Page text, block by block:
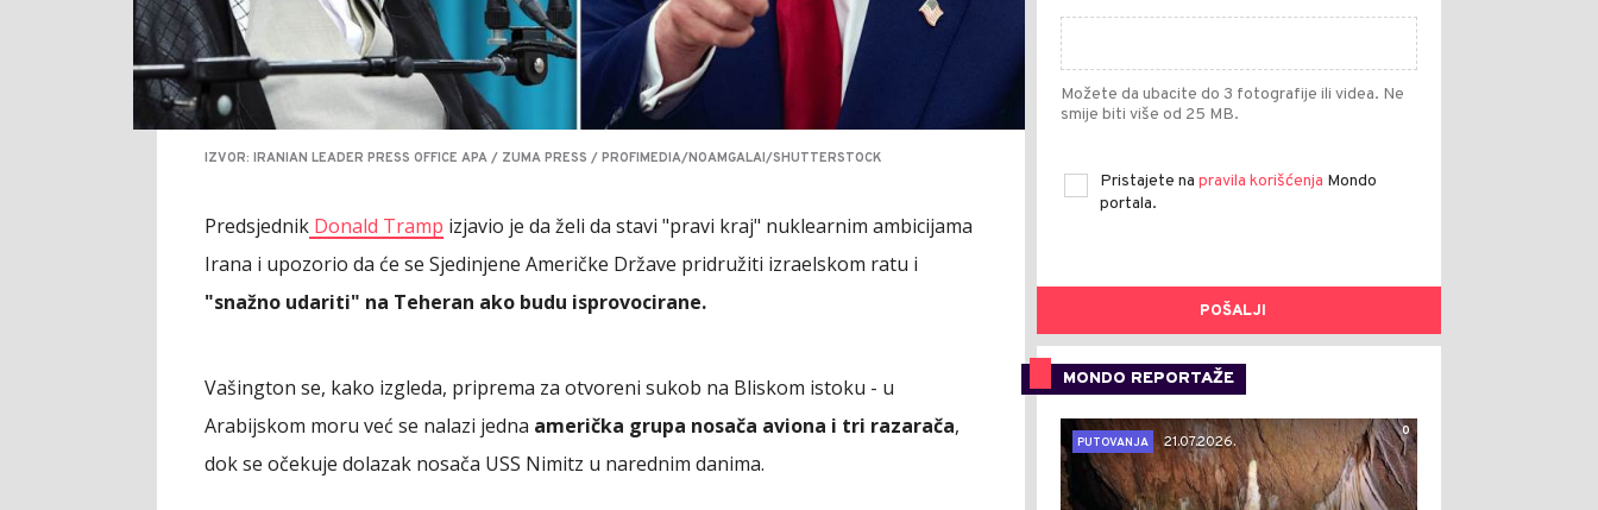
IZVOR: IRANIAN LEADER PRESS OFFICE APA / ZUMA PRESS / PROFIMEDIA/NOAMGALAI/SHUTTERSTOCK
Predsjednik Donald Tramp izjavio je da želi da stavi "pravi kraj" nuklearnim ambicijama
Irana i upozorio da će se Sjedinjene Američke Države pridružiti izraelskom ratu i
"snažno udariti" na Teheran ako budu isprovocirane.
Vašington se, kako izgleda, priprema za otvoreni sukob na Bliskom istoku - u
Arabijskom moru već se nalazi jedna američka grupa nosača aviona i tri razarača,
dok se očekuje dolazak nosača USS Nimitz u narednim danima.
Možete da ubacite do 3 fotografije ili videa. Ne
smije biti više od 25 MB.
Pristajete na pravila korišćenja Mondo
portala.
POŠALJI
MONDO REPORTAŽE
0
PUTOVANJA
21.07.2026.